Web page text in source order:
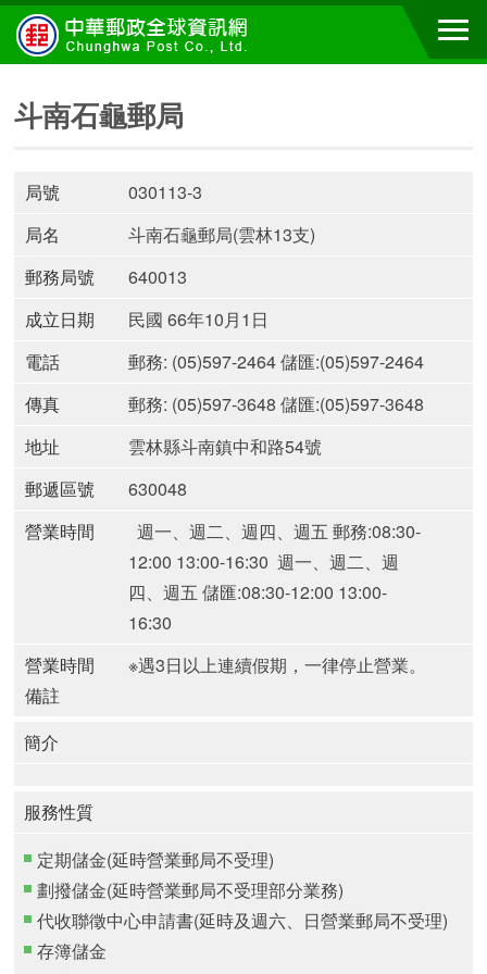
斗南石龜郵局
局號
030113-3
局名
斗南石龜郵局(雲林13支)
郵務局號
640013
成立日期
民國 66年10月1日
電話
郵務: (05)597-2464 儲匯:(05)597-2464
傳真
郵務: (05)597-3648 儲匯:(05)597-3648
地址
雲林縣斗南鎮中和路54號
郵遞區號
630048
營業時間
週一、週二、週四、週五 郵務:08:30-
12:00 13:00-16:30 週一、週二、週
四、週五 儲匯:08:30-12:00 13:00-
16:30
營業時間
備註
※遇3日以上連續假期，一律停止營業。
簡介
服務性質
定期儲金(延時營業郵局不受理)
劃撥儲金(延時營業郵局不受理部分業務)
代收聯徵中心申請書(延時及週六、日營業郵局不受理)
存簿儲金